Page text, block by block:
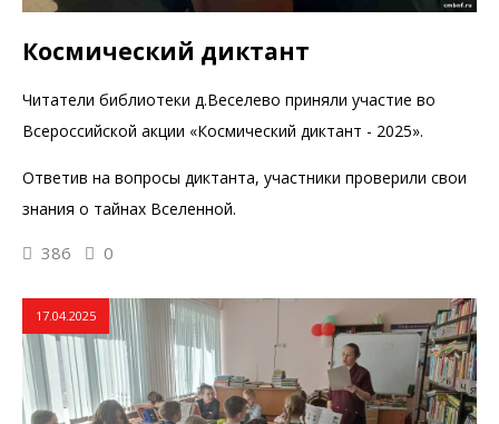
Космический диктант
Читатели библиотеки д.Веселево приняли участие во
Всероссийской акции «Космический диктант - 2025».
Ответив на вопросы диктанта, участники проверили свои
знания о тайнах Вселенной.
386 0
17.04.2025